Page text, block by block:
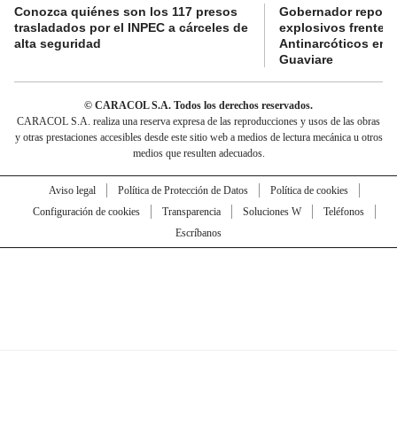
Conozca quiénes son los 117 presos
trasladados por el INPEC a cárceles de
alta seguridad
Gobernador
explosivos frente a
Antinarcóticos en
Guaviare
© CARACOL S.A. Todos los derechos reservados.
CARACOL S.A. realiza una reserva expresa de las reproducciones y usos de las obras
y otras prestaciones accesibles desde este sitio web a medios de lectura mecánica u otros
medios que resulten adecuados.
Aviso legal Política de Protección de Datos
Política de cookies
Configuración de cookies
Transparencia Soluciones W
Teléfonos
Escríbanos